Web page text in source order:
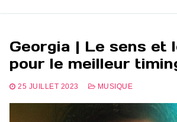
Georgia | Le sens et
pour le meilleur
25 JUILLET 2023 MUSIQUE